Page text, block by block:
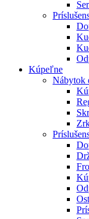
Kúpeľne
Nábytok